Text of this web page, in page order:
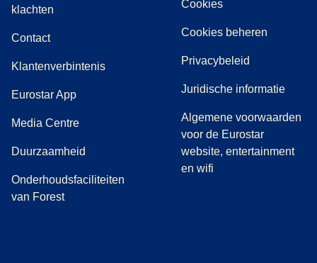
klachten
Contact
Klantenverbintenis
Eurostar App
Media Centre( opent in een nieuwe tab)
Duurzaamheid
Onderhoudsfaciliteiten
van Forest
Cookies
Cookies beheren
Privacybeleid
Juridische informatie
Algemene voorwaarden
voor de Eurostar
website, entertainment
en wifi